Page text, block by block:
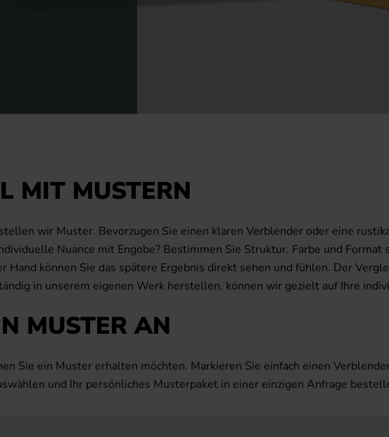
MIT MUSTERN
wir Muster. Bevorzugen Sie einen klaren Verblender oder eine
Nuance mit Engobe? Bestimmen Sie Struktur, Farbe und
Hand können Sie das spätere Ergebnis direkt sehen und fühlen. Der
in unserem eigenen Werk herstellen, können wir gezielt auf Ihre
MUSTER AN
Sie ein Muster erhalten möchten. Markieren Sie einfach einen
und Ihr persönliches Musterpaket in einer einzigen Anfrage